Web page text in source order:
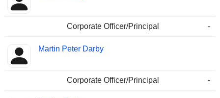
Corporate Officer/Principal -
Martin Peter Darby
Corporate Officer/Principal -